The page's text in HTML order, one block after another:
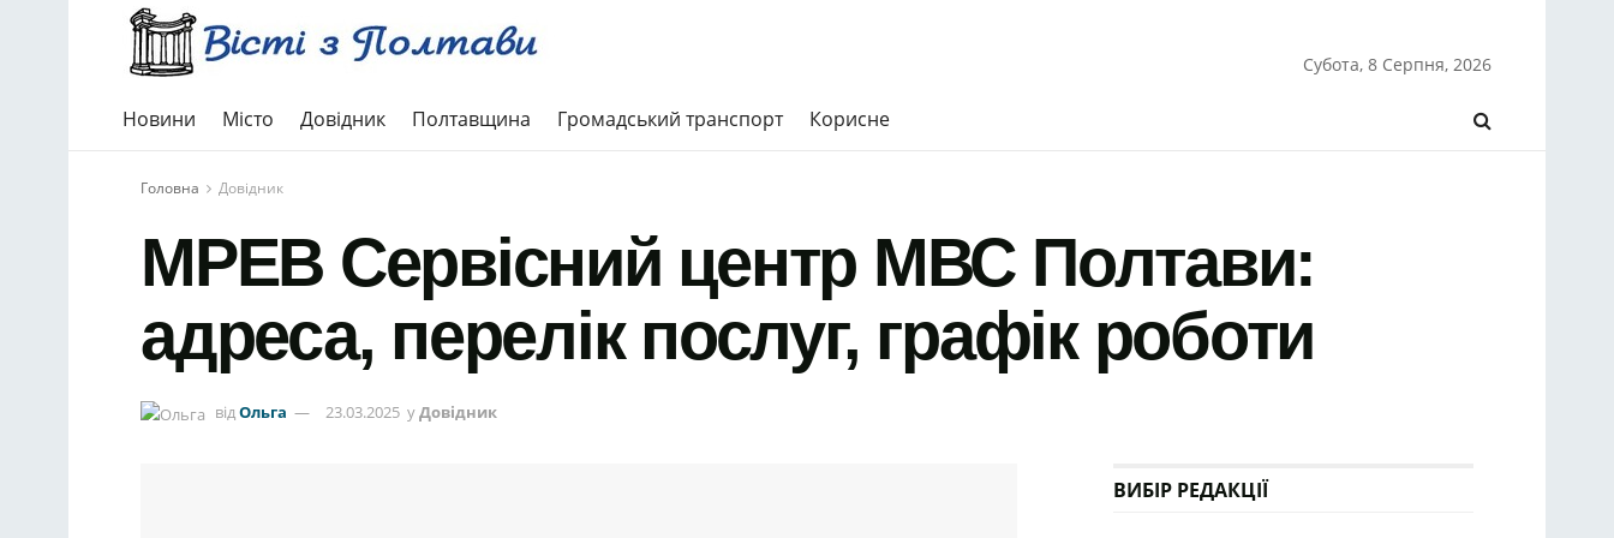
Субота, 8 Серпня, 2026
Новини Місто Довідник Полтавщина Громадський транспорт Корисне
Головна Довідник
МРЕВ Сервісний центр МВС Полтави:
адреса, перелік послуг, графік роботи
відОльга 23.03.2025 уДовідник
ВИБІР РЕДАКЦІЇ